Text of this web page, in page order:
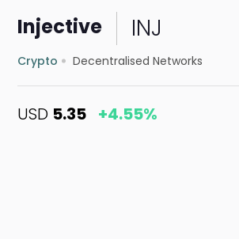
Injective INJ
Crypto Decentralised Networks
USD 5.35 +4.55%